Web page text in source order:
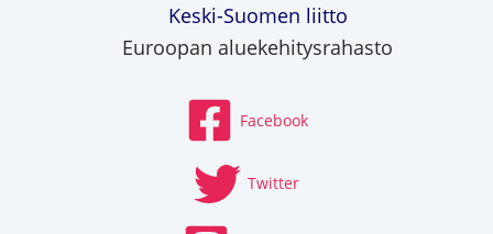
Keski-Suomen liitto
Euroopan aluekehitysrahasto
Facebook
Twitter